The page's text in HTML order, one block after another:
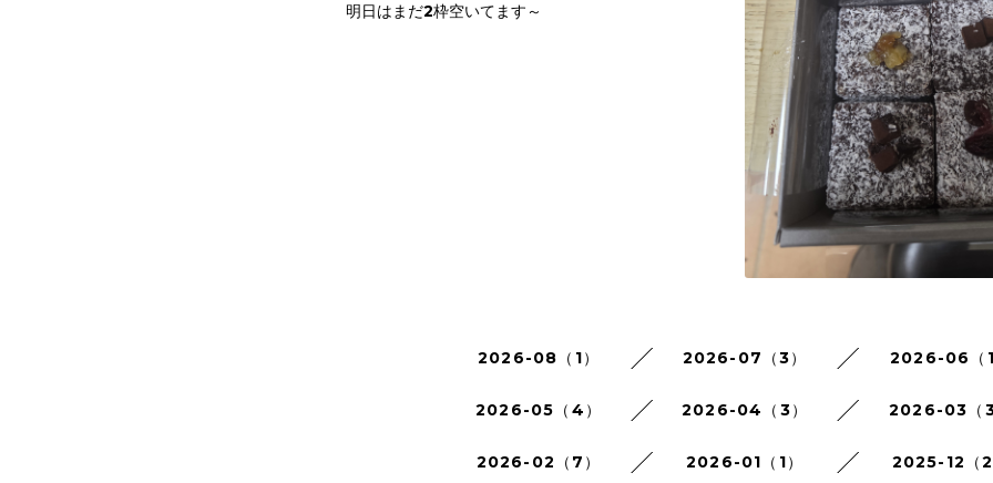
明日はまだ2枠空いてます～
2026-08（1） 2026-07（3） 2026-06（1
2026-05（4） 2026-04（3） 2026-03（3
2026-02（7） 2026-01（1） 2025-12（2